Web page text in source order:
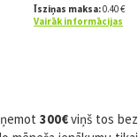
Īsziņas maksa:0.40 €
Vairāk informācijas
300€viņš tos bez